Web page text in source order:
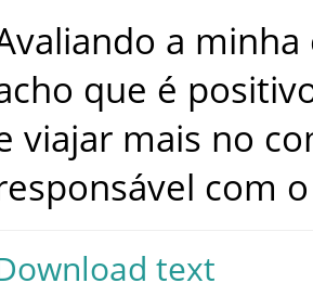
a minha
que é
viajar mais no
com o
text